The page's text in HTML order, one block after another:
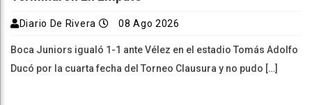
Diario De Rivera 08 Ago 2026
Boca Juniors igualó 1-1 ante Vélez en el estadio Tomás Adolfo
Ducó por la cuarta fecha del Torneo Clausura y no pudo […]